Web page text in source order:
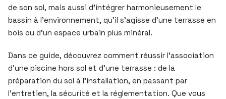
de son sol, mais aussi d’intégrer harmonieusement le
bassin à l’environnement, qu’il s’agisse d’une terrasse en
bois ou d’un espace urbain plus minéral.
Dans ce guide, découvrez comment réussir l’association
d’une piscine hors sol et d’une terrasse : de la
préparation du sol à l’installation, en passant par
l’entretien, la sécurité et la réglementation. Que vous